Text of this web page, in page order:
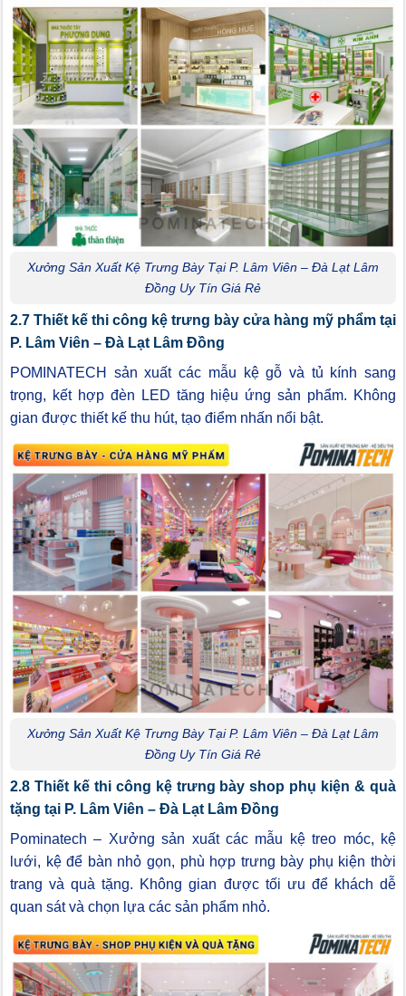
Xưởng Sản Xuất Kệ Trưng Bày Tại P. Lâm Viên – Đà Lạt Lâm
Đồng Uy Tín Giá Rẻ
2.7 Thiết kế thi công kệ trưng bày cửa hàng mỹ phẩm tại
P. Lâm Viên – Đà Lạt Lâm Đồng
POMINATECH sản xuất các mẫu kệ gỗ và tủ kính sang
trọng, kết hợp đèn LED tăng hiệu ứng sản phẩm. Không
gian được thiết kế thu hút, tạo điểm nhấn nổi bật.
Xưởng Sản Xuất Kệ Trưng Bày Tại P. Lâm Viên – Đà Lạt Lâm
Đồng Uy Tín Giá Rẻ
2.8 Thiết kế thi công kệ trưng bày shop phụ kiện & quà
tặng tại P. Lâm Viên – Đà Lạt Lâm Đồng
Pominatech – Xưởng sản xuất các mẫu kệ treo móc, kệ
lưới, kệ để bàn nhỏ gọn, phù hợp trưng bày phụ kiện thời
trang và quà tặng. Không gian được tối ưu để khách dễ
quan sát và chọn lựa các sản phẩm nhỏ.